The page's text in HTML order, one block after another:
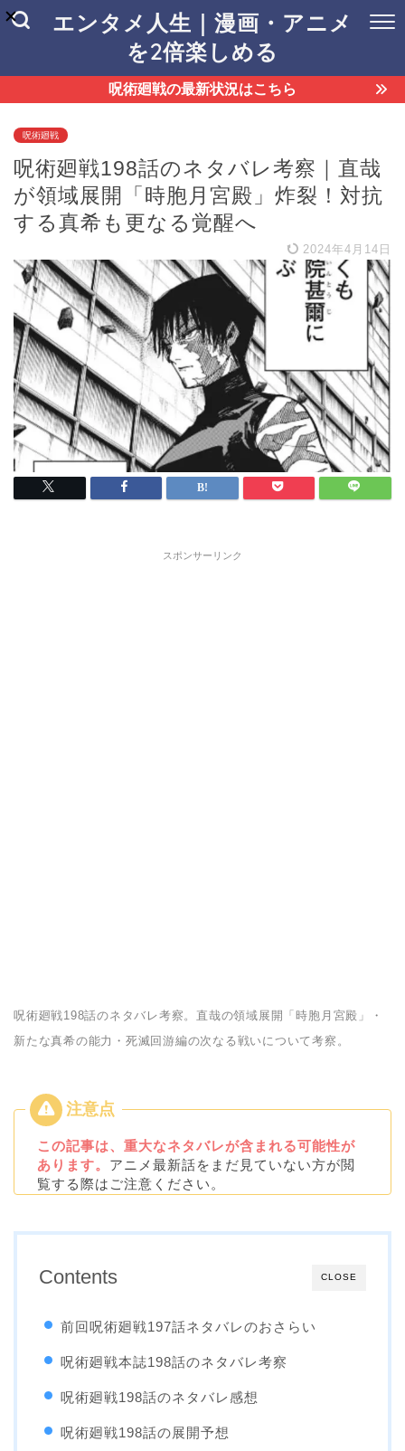
エンタメ人生｜漫画・アニメ
を2倍楽しめる
呪術廻戦の最新状況はこちら
呪術廻戦
呪術廻戦198話のネタバレ考察｜直哉
が領域展開「時胞月宮殿」炸裂！対抗
する真希も更なる覚醒へ
2024年4月14日
スポンサーリンク
呪術廻戦198話のネタバレ考察。直哉の領域展開「時胞月宮殿」・
新たな真希の能力・死滅回游編の次なる戦いについて考察。
この記事は、重大なネタバレが含まれる可能性が
あります。 アニメ最新話をまだ見ていない方が閲
覧する際はご注意ください。
CLOSE
Contents
前回呪術廻戦197話ネタバレのおさらい
呪術廻戦本誌198話のネタバレ考察
呪術廻戦198話のネタバレ感想
呪術廻戦198話の展開予想